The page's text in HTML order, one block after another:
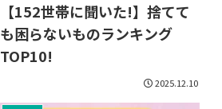
【152世帯に聞いた!】捨てて
も困らないものランキング
TOP10!
2025.12.10